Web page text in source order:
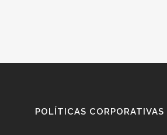
POLÍTICAS CORPORATIVAS